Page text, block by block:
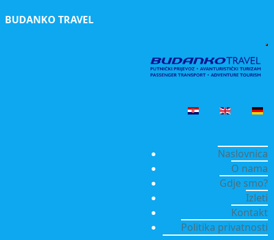
BUDANKO TRAVEL
Naslovnica
O nama
Gdje smo?
Izleti
Kontakt
Politika privatnosti